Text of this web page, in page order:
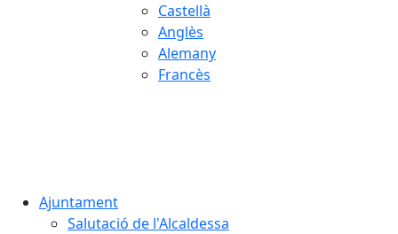
Castellà
Anglès
Alemany
Francès
Ajuntament
Salutació de l'Alcaldessa